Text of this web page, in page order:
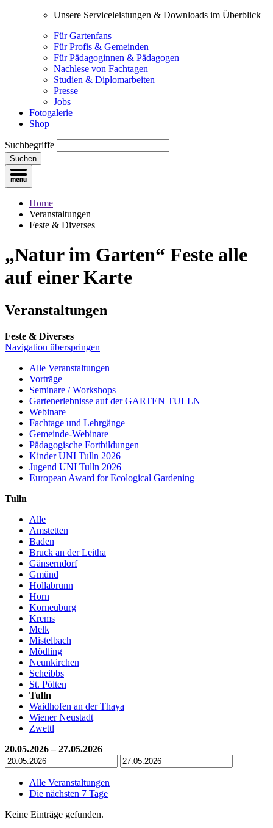
Unsere Serviceleistungen & Downloads im Überblick
Für Gartenfans
Für Profis & Gemeinden
Für Pädagoginnen & Pädagogen
Nachlese von Fachtagen
Studien & Diplomarbeiten
Presse
Jobs
Fotogalerie
Shop
Suchbegriffe
Suchen
Home
Veranstaltungen
Feste & Diverses
„Natur im Garten“ Feste alle
auf einer Karte
Veranstaltungen
Feste & Diverses
Navigation überspringen
Alle Veranstaltungen
Vorträge
Seminare / Workshops
Gartenerlebnisse auf der GARTEN TULLN
Webinare
Fachtage und Lehrgänge
Gemeinde-Webinare
Pädagogische Fortbildungen
Kinder UNI Tulln 2026
Jugend UNI Tulln 2026
European Award for Ecological Gardening
Tulln
Alle
Amstetten
Baden
Bruck an der Leitha
Gänserndorf
Gmünd
Hollabrunn
Horn
Korneuburg
Krems
Melk
Mistelbach
Mödling
Neunkirchen
Scheibbs
St. Pölten
Tulln
Waidhofen an der Thaya
Wiener Neustadt
Zwettl
20.05.2026 – 27.05.2026
Alle Veranstaltungen
Die nächsten 7 Tage
Keine Einträge gefunden.